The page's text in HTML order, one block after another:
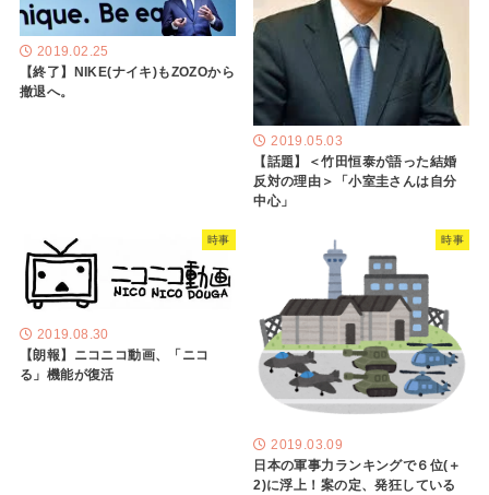
2019.02.25
【終了】NIKE(ナイキ)もZOZOから
撤退へ。
2019.05.03
【話題】＜竹田恒泰が語った結婚
反対の理由＞「小室圭さんは自分
中心」
時事
2019.08.30
【朗報】ニコニコ動画、「ニコ
る」機能が復活
時事
2019.03.09
日本の軍事力ランキングで６位(＋
2)に浮上！案の定、発狂している